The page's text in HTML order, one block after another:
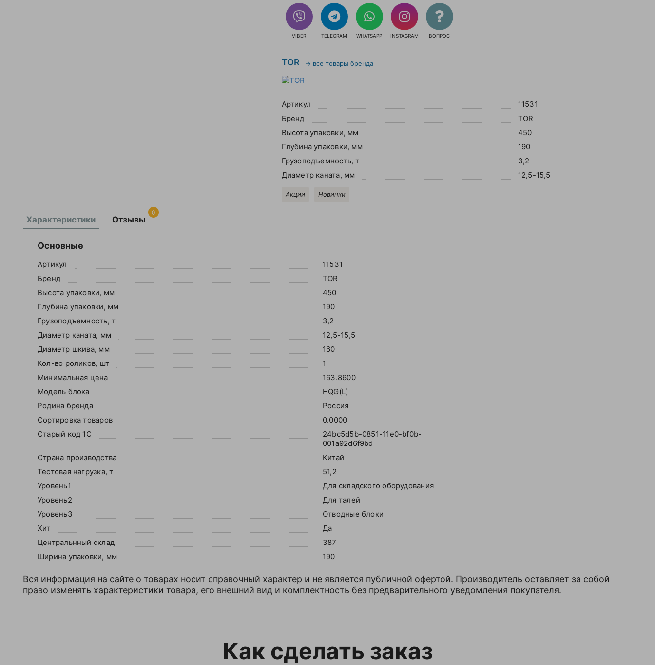
VIBER TELEGRAM WHATSAPP INSTAGRAM ВОПРОС
TOR → все товары бренда
Артикул
11531
Бренд
TOR
Высота упаковки, мм
450
Глубина упаковки, мм
190
Грузоподъемность, т
3,2
Диаметр каната, мм
12,5-15,5
Акции Новинки
Характеристики Отзывы
0
Основные
Артикул
11531
Бренд
TOR
Высота упаковки, мм
450
Глубина упаковки, мм
190
Грузоподъемность, т
3,2
Диаметр каната, мм
12,5-15,5
Диаметр шкива, мм
160
Кол-во роликов, шт
1
Минимальная цена
163.8600
Модель блока
HQG(L)
Родина бренда
Россия
Сортировка товаров
0.0000
Старый код 1С
24bc5d5b-0851-11e0-bf0b-
001a92d6f9bd
Страна производства
Китай
Тестовая нагрузка, т
51,2
Уровень1
Для складского оборудования
Уровень2
Для талей
Уровень3
Отводные блоки
Хит
Да
Центральнный склад
387
Ширина упаковки, мм
190
Оставить
отзыв
Ваша
оценка
—
Ваше
имя
Комментарий
Я согласен с
Политикой
конфиденциальности
Вся информация на сайте о товарах носит справочный характер и не является публичной офертой. Производитель оставляет за собой
право изменять характеристики товара, его внешний вид и комплектность без предварительного уведомления покупателя.
Как сделать заказ